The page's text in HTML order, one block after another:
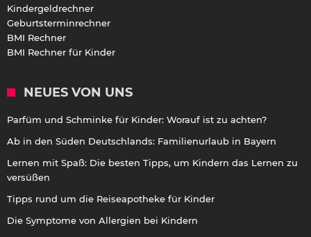
Kindergeldrechner
Geburtsterminrechner
BMI Rechner
BMI Rechner für Kinder
NEUES VON UNS
Parfüm und Schminke für Kinder: Worauf ist zu achten?
Ab in den Süden Deutschlands: Familienurlaub in Bayern
Lernen mit Spaß: Die besten Tipps, um Kindern das Lernen zu
versüßen
Tipps rund um die Reiseapotheke für Kinder
Die Symptome von Allergien bei Kindern